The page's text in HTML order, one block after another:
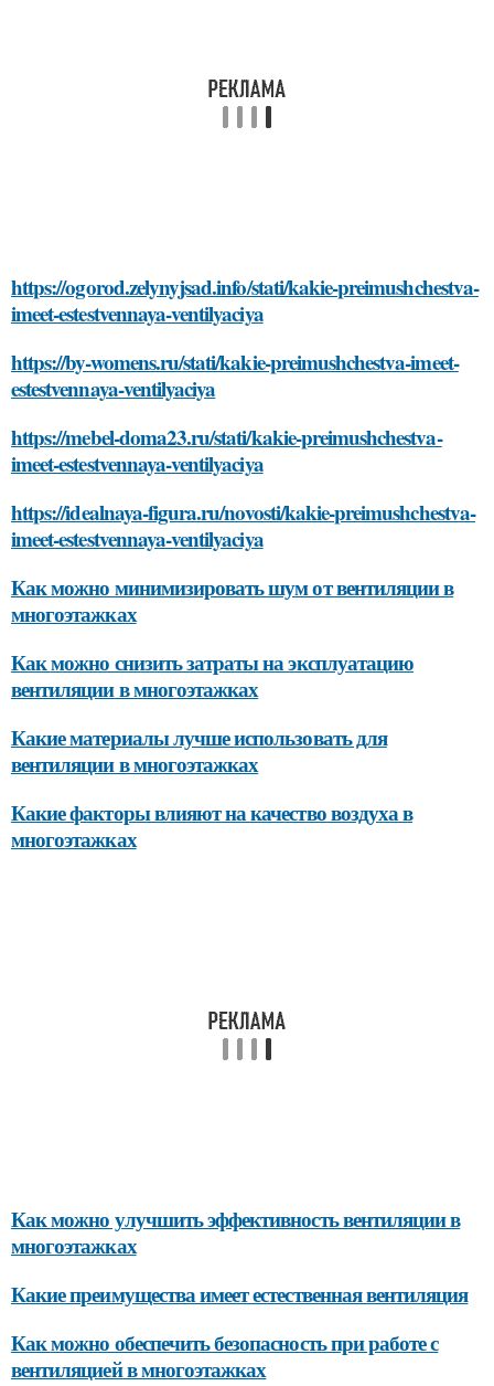
https://ogorod.zelynyjsad.info/stati/kakie-preimushchestva-
imeet-estestvennaya-ventilyaciya
https://by-womens.ru/stati/kakie-preimushchestva-imeet-
estestvennaya-ventilyaciya
https://mebel-doma23.ru/stati/kakie-preimushchestva-
imeet-estestvennaya-ventilyaciya
https://idealnaya-figura.ru/novosti/kakie-preimushchestva-
imeet-estestvennaya-ventilyaciya
Как можно минимизировать шум от вентиляции в
многоэтажках
Как можно снизить затраты на эксплуатацию
вентиляции в многоэтажках
Какие материалы лучше использовать для
вентиляции в многоэтажках
Какие факторы влияют на качество воздуха в
многоэтажках
Как можно улучшить эффективность вентиляции в
многоэтажках
Какие преимущества имеет естественная вентиляция
Как можно обеспечить безопасность при работе с
вентиляцией в многоэтажках